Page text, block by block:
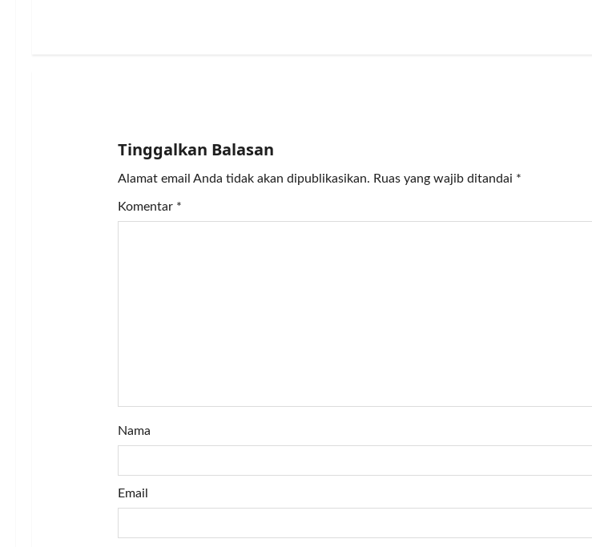
g
a
t
Tinggalkan Balasan
Alamat email Anda tidak akan dipublikasikan. Ruas yang wajib ditandai *
Komentar *
Nama
Email